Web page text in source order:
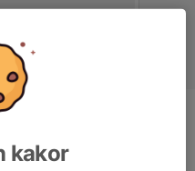
kakor